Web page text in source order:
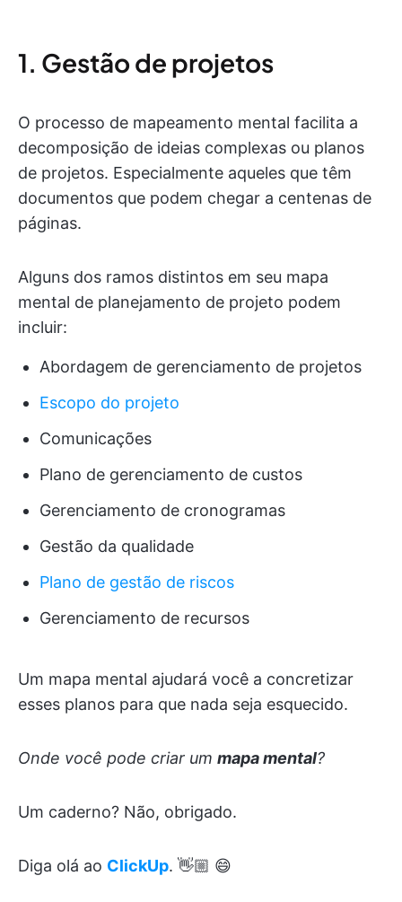
1. Gestão de projetos
O processo de mapeamento mental facilita a
decomposição de ideias complexas ou planos
de projetos. Especialmente aqueles que têm
documentos que podem chegar a centenas de
páginas.
Alguns dos ramos distintos em seu mapa
mental de planejamento de projeto podem
incluir:
Abordagem de gerenciamento de projetos
Escopo do projeto
Comunicações
Plano de gerenciamento de custos
Gerenciamento de cronogramas
Gestão da qualidade
Plano de gestão de riscos
Gerenciamento de recursos
Um mapa mental ajudará você a concretizar
esses planos para que nada seja esquecido.
Onde você pode criar um mapa mental?
Um caderno? Não, obrigado.
Diga olá ao ClickUp. 👋🏼 😄